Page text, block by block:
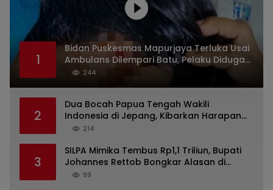
1
Bidan Puskesmas Mapurjaya Terluka Usai
Ambulans Dilempari Batu, Pelaku Diduga
Kelompok Mabuk di Jalan Poros Timika
244
2
Dua Bocah Papua Tengah Wakili
Indonesia di Jepang, Kibarkan Harapan
dari Mimika ke Panggung Dunia
214
3
SILPA Mimika Tembus Rp1,1 Triliun, Bupati
Johannes Rettob Bongkar Alasan di
Depan DPRK: Uang Tidak Hilang!
99